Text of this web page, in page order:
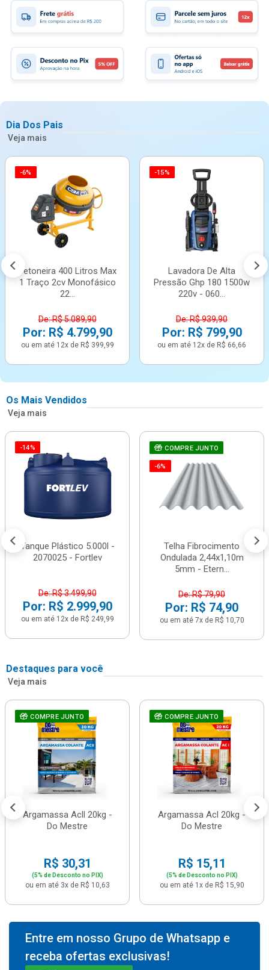
Dia Dos Pais
Veja mais
-6%
Betoneira 400 Litros Max
1 Traço 2cv Monofásico
22...
De: R$ 5.089,90
Por: R$ 4.799,90
ou em até 12x de R$ 399,99
-15%
Lavadora De Alta
Pressão Ghp 180 1500w
220v - 060...
De: R$ 939,90
Por: R$ 799,90
ou em até 12x de R$ 66,66
Os Mais Vendidos
Veja mais
-14%
Tanque Plástico 5.000l -
2070025 - Fortlev
De: R$ 3.499,90
Por: R$ 2.999,90
ou em até 12x de R$ 249,99
COMPRE JUNTO
-6%
Telha Fibrocimento
Ondulada 2,44x1,10m
5mm - Etern...
De: R$ 79,90
Por: R$ 74,90
ou em até 7x de R$ 10,70
Destaques para você
Veja mais
COMPRE JUNTO
Argamassa Acll 20kg -
Do Mestre
R$ 30,31
(5% de Desconto no PIX)
ou em até 3x de R$ 10,63
COMPRE JUNTO
Argamassa Acl 20kg -
Do Mestre
R$ 15,11
(5% de Desconto no PIX)
ou em até 1x de R$ 15,90
Entre em nosso Grupo de Whatsapp e
receba ofertas exclusivas!